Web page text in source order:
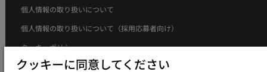
個人情報の取り扱いについて
個人情報の取り扱いについて（採用応募者向け）
クッキーポリシー
現代奴隷制方針について
クッキーに同意してください